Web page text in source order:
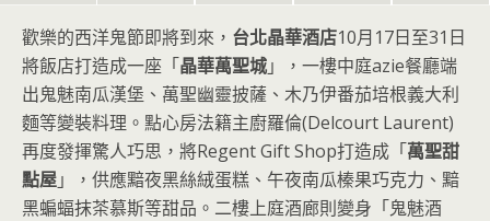
歡樂的西洋鬼節即將到來， 台北晶華酒店10月17日至31日
將飯店打造成一座「晶華萬聖城」，一樓中庭azie餐廳端
出鬼魅南瓜漢堡、萬聖幽靈披薩、木乃伊番茄培根義大利
麵等變裝料理。點心房法籍主廚羅倫(Delcourt Laurent)
再度發揮驚人巧思，將Regent Gift Shop打造成「萬聖甜
點屋」，供應黯夜黑絲絨蛋糕、午夜南瓜榛果巧克力、黯
黑蝙蝠抹茶慕斯等甜品。二樓上庭酒廊則變身「鬼魅酒